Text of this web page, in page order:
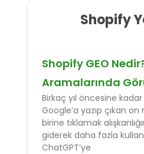
Shopify
Shopify GEO
Aramalarında
Birkaç yıl öncesine
Google’a yazıp çıkan
birine tıklamak
giderek daha fazla
ChatGPT’ye